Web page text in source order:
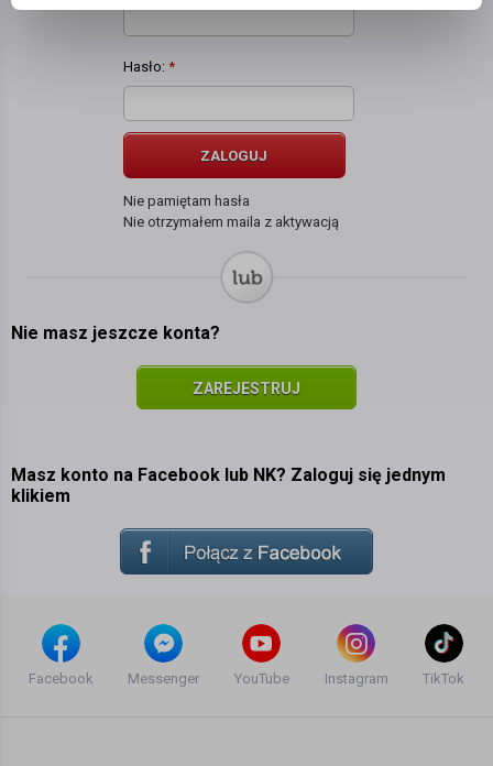
Hasło: *
ZALOGUJ
Nie pamiętam hasła
Nie otrzymałem maila z aktywacją
Nie masz jeszcze konta?
ZAREJESTRUJ
Masz konto na Facebook lub NK? Zaloguj się jednym
klikiem
Facebook Messenger YouTube Instagram TikTok